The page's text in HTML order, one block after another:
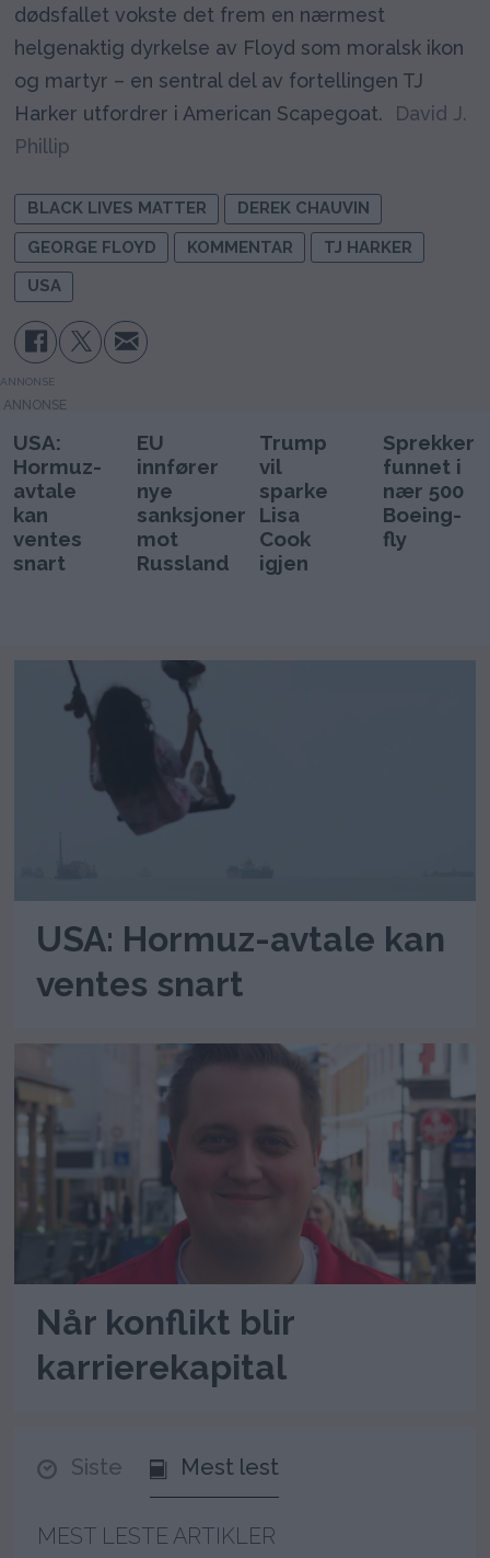
dødsfallet vokste det frem en nærmest
helgenaktig dyrkelse av Floyd som moralsk ikon
og martyr – en sentral del av fortellingen TJ
Harker utfordrer i American Scapegoat.
David J.
Phillip
BLACK LIVES MATTER
DEREK CHAUVIN
GEORGE FLOYD
KOMMENTAR
TJ HARKER
USA
ANNONSE
USA:
Hormuz-
avtale
kan
ventes
snart
EU
innfører
nye
sanksjoner
mot
Russland
Trump
vil
sparke
Lisa
Cook
igjen
Sprekker
funnet i
nær 500
Boeing-
fly
USA: Hormuz-avtale kan
ventes snart
Når konflikt blir
karrierekapital
Siste Mest lest
MEST LESTE ARTIKLER